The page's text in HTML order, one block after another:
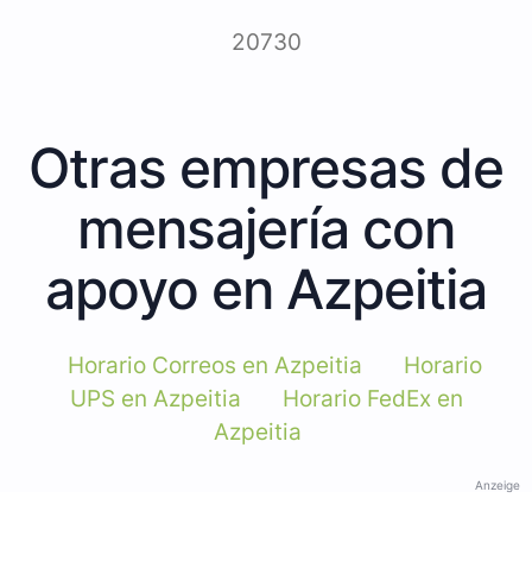
20730
Otras empresas de
mensajería con
apoyo en Azpeitia
Horario Correos en Azpeitia
Horario
UPS en Azpeitia
Horario FedEx en
Azpeitia
Anzeige